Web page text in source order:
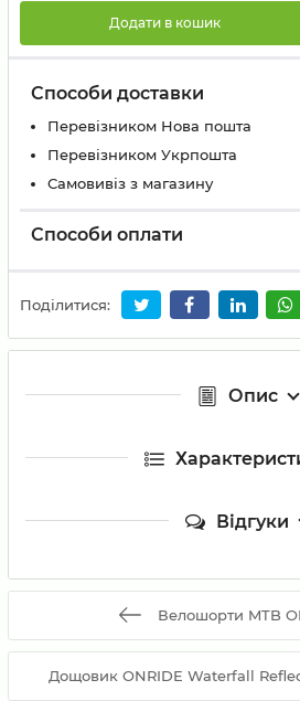
Додати в кошик
Способи доставки
Перевізником Нова пошта
Перевізником Укрпошта
Самовивіз з магазину
Способи оплати
Поділитися:
Опис
Відгуки
Велошорти MTB
Дощовик ONRIDE Waterfall